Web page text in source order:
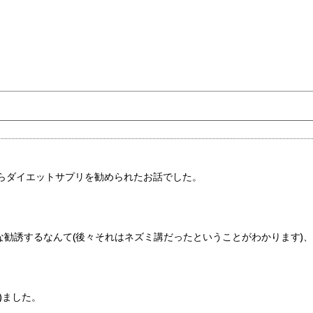
イエットサプリを勧められたお話でした。
誘するなんて(後々それはネズミ講だったということがわかります)
した。